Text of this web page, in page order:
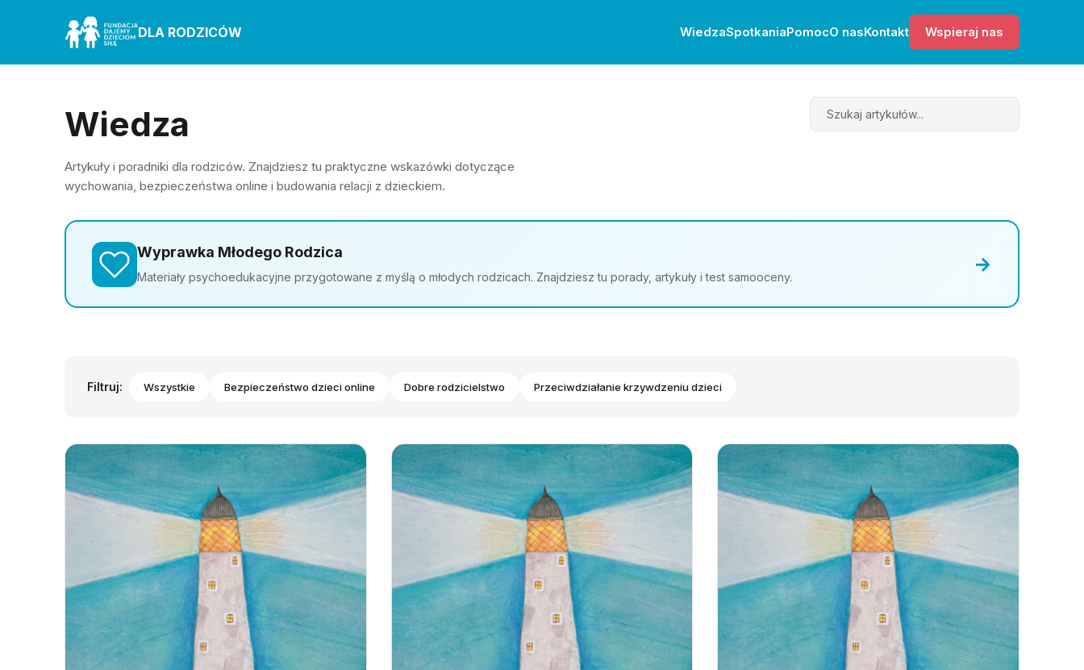
DLA RODZICÓW WiedzaSpotkaniaPomocO nasKontakt Wspieraj nas
Wiedza
Artykuły i poradniki dla rodziców. Znajdziesz tu praktyczne wskazówki dotyczące
wychowania, bezpieczeństwa online i budowania relacji z dzieckiem.
Search
Wyprawka Młodego Rodzica
Materiały psychoedukacyjne przygotowane z myślą o młodych rodzicach. Znajdziesz tu porady, artykuły i test samooceny.
→
Filtruj: Wszystkie Bezpieczeństwo dzieci online Dobre rodzicielstwo Przeciwdziałanie krzywdzeniu dzieci